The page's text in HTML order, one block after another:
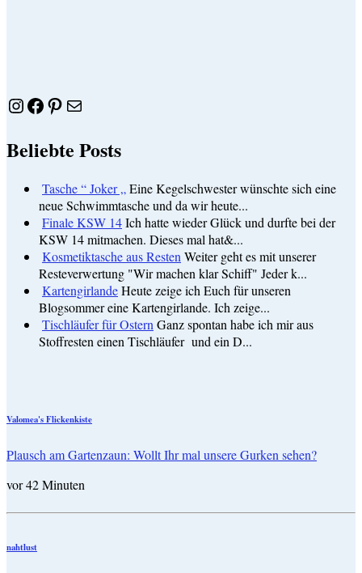
Instagram
Facebook
Pinterest
E-Mail
Beliebte Posts
Tasche “ Joker „Eine Kegelschwester wünschte sich eine
neue Schwimmtasche und da wir heute...
Finale KSW 14Ich hatte wieder Glück und durfte bei der
KSW 14 mitmachen. Dieses mal hat&...
Kosmetiktasche aus RestenWeiter geht es mit unserer
Resteverwertung "Wir machen klar Schiff" Jeder k...
KartengirlandeHeute zeige ich Euch für unseren
Blogsommer eine Kartengirlande. Ich zeige...
Tischläufer für OsternGanz spontan habe ich mir aus
Stoffresten einen Tischläufer und ein D...
Valomea's Flickenkiste
Plausch am Gartenzaun: Wollt Ihr mal unsere Gurken sehen?
vor 42 Minuten
nahtlust